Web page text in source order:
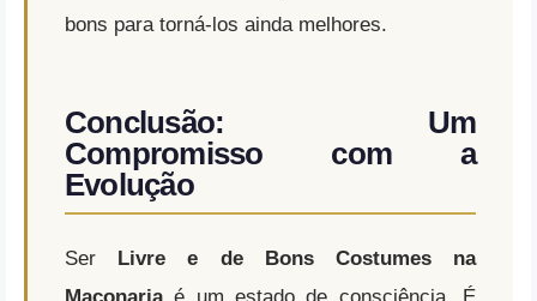
bons para torná-los ainda melhores.
Conclusão: Um
Compromisso com a
Evolução
Ser Livre e de Bons Costumes na